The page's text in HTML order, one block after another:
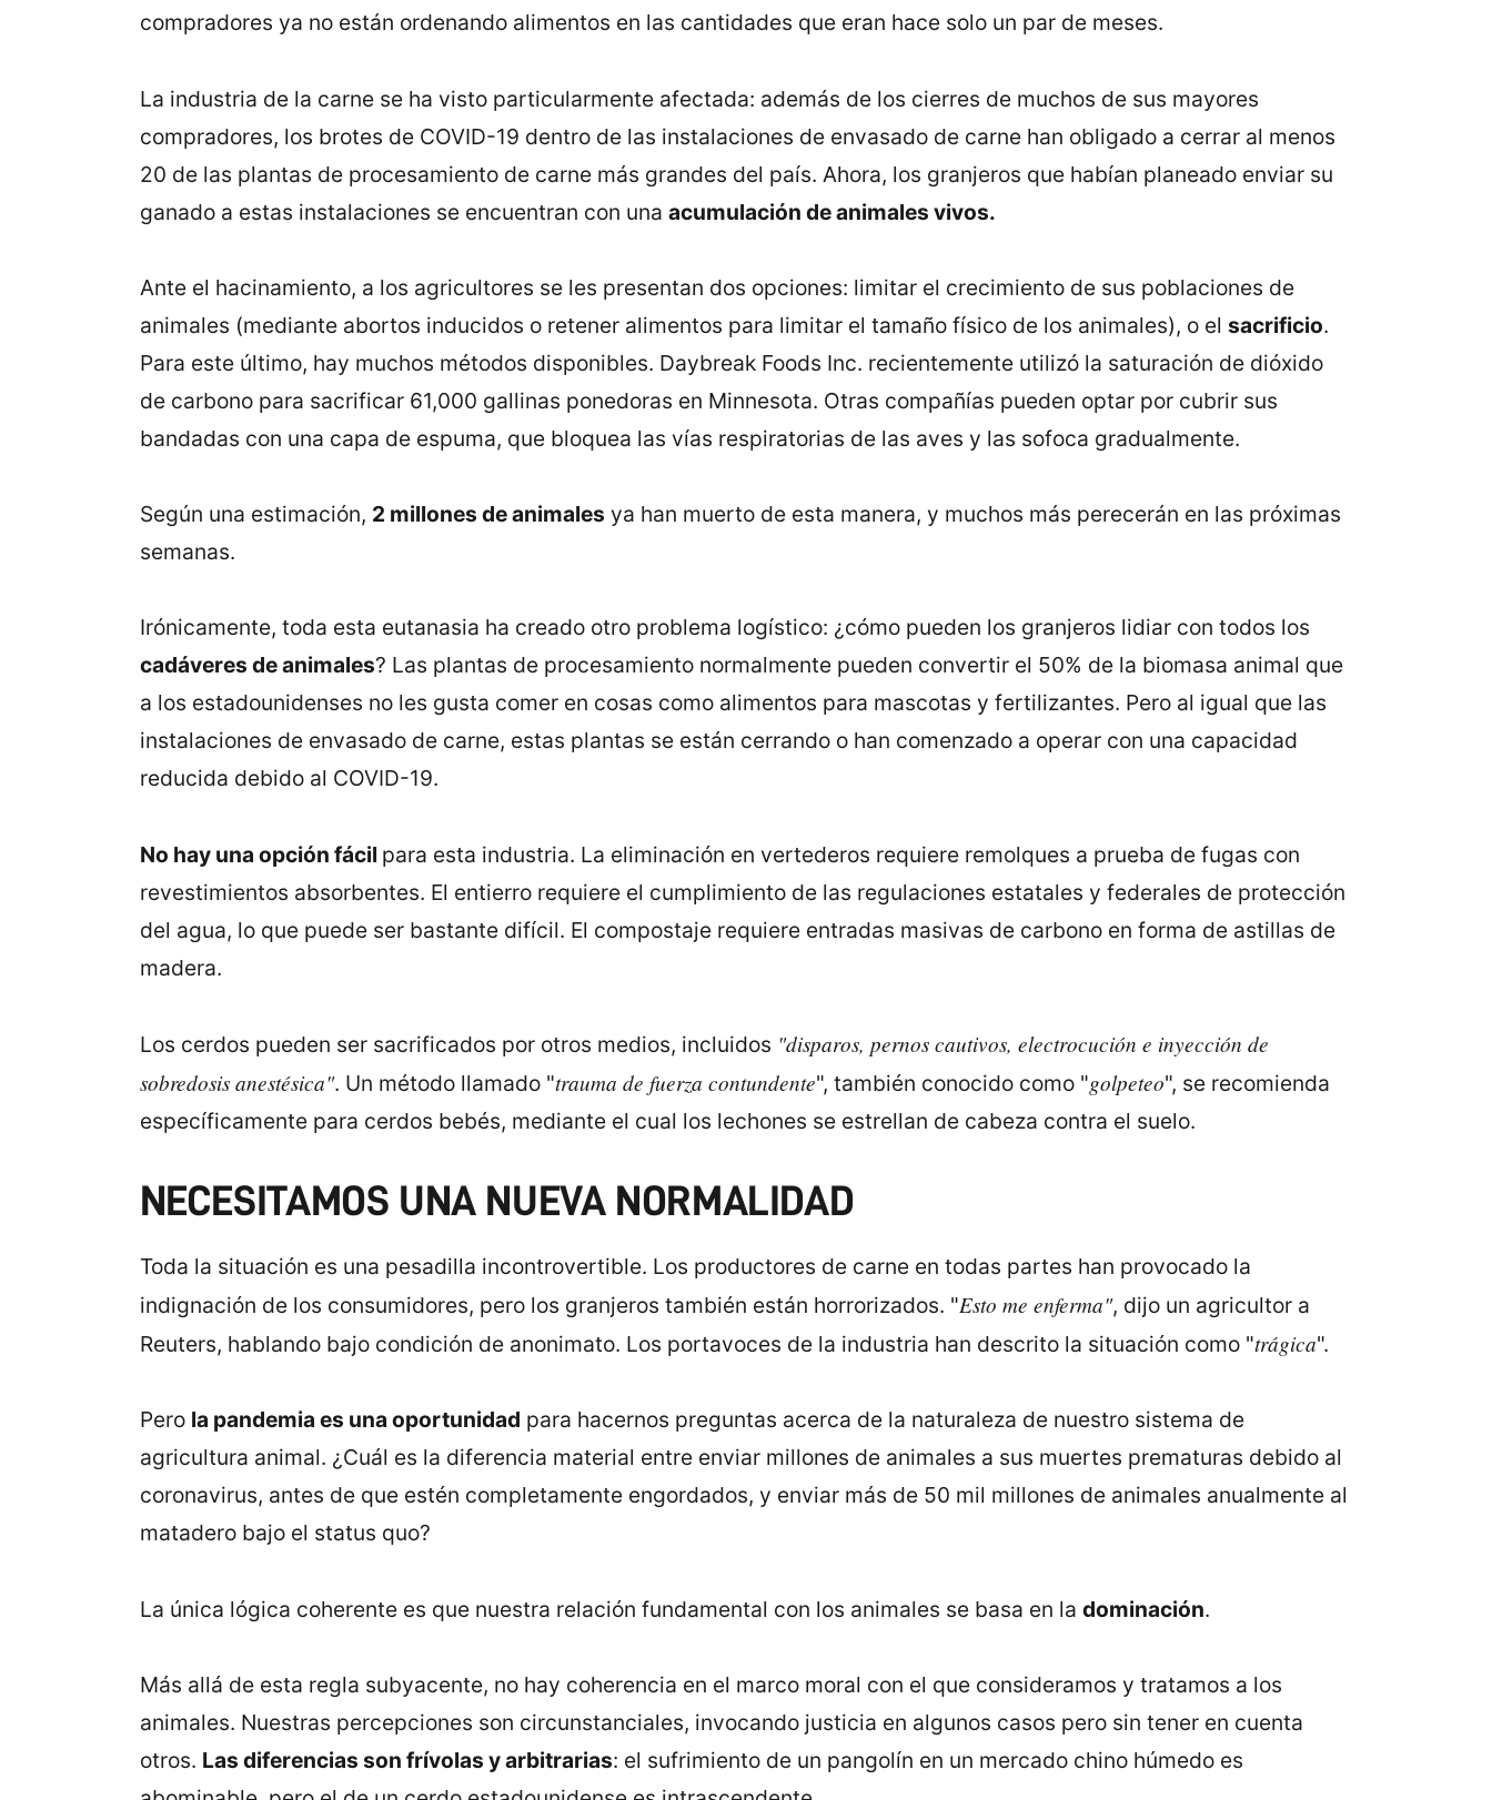
compradores ya no están ordenando alimentos en las cantidades que eran hace solo un par de meses.
La industria de la carne se ha visto particularmente afectada: además de los cierres de muchos de sus mayores
compradores, los brotes de COVID-19 dentro de las instalaciones de envasado de carne han obligado a cerrar al menos
20 de las plantas de procesamiento de carne más grandes del país. Ahora, los granjeros que habían planeado enviar su
ganado a estas instalaciones se encuentran con una acumulación de animales vivos.
Ante el hacinamiento, a los agricultores se les presentan dos opciones: limitar el crecimiento de sus poblaciones de
animales (mediante abortos inducidos o retener alimentos para limitar el tamaño físico de los animales), o el sacrificio.
Para este último, hay muchos métodos disponibles. Daybreak Foods Inc. recientemente utilizó la saturación de dióxido
de carbono para sacrificar 61,000 gallinas ponedoras en Minnesota. Otras compañías pueden optar por cubrir sus
bandadas con una capa de espuma, que bloquea las vías respiratorias de las aves y las sofoca gradualmente.
Según una estimación, 2 millones de animales ya han muerto de esta manera, y muchos más perecerán en las próximas
semanas.
Irónicamente, toda esta eutanasia ha creado otro problema logístico: ¿cómo pueden los granjeros lidiar con todos los
cadáveres de animales? Las plantas de procesamiento normalmente pueden convertir el 50% de la biomasa animal que
a los estadounidenses no les gusta comer en cosas como alimentos para mascotas y fertilizantes. Pero al igual que las
instalaciones de envasado de carne, estas plantas se están cerrando o han comenzado a operar con una capacidad
reducida debido al COVID-19.
No hay una opción fácil para esta industria. La eliminación en vertederos requiere remolques a prueba de fugas con
revestimientos absorbentes. El entierro requiere el cumplimiento de las regulaciones estatales y federales de protección
del agua, lo que puede ser bastante difícil. El compostaje requiere entradas masivas de carbono en forma de astillas de
madera.
Los cerdos pueden ser sacrificados por otros medios, incluidos "disparos, pernos cautivos, electrocución e inyección de
sobredosis anestésica". Un método llamado "trauma de fuerza contundente", también conocido como "golpeteo", se recomienda
específicamente para cerdos bebés, mediante el cual los lechones se estrellan de cabeza contra el suelo.
NECESITAMOS UNA NUEVA NORMALIDAD
Toda la situación es una pesadilla incontrovertible. Los productores de carne en todas partes han provocado la
indignación de los consumidores, pero los granjeros también están horrorizados. "Esto me enferma", dijo un agricultor a
Reuters, hablando bajo condición de anonimato. Los portavoces de la industria han descrito la situación como "trágica".
Pero la pandemia es una oportunidad para hacernos preguntas acerca de la naturaleza de nuestro sistema de
agricultura animal. ¿Cuál es la diferencia material entre enviar millones de animales a sus muertes prematuras debido al
coronavirus, antes de que estén completamente engordados, y enviar más de 50 mil millones de animales anualmente al
matadero bajo el status quo?
La única lógica coherente es que nuestra relación fundamental con los animales se basa en la dominación.
Más allá de esta regla subyacente, no hay coherencia en el marco moral con el que consideramos y tratamos a los
animales. Nuestras percepciones son circunstanciales, invocando justicia en algunos casos pero sin tener en cuenta
otros. Las diferencias son frívolas y arbitrarias: el sufrimiento de un pangolín en un mercado chino húmedo es